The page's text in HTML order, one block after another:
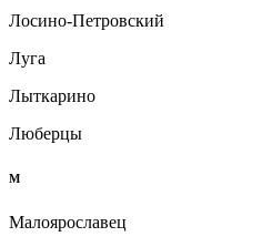
Лосино-Петровский
Луга
Лыткарино
Люберцы
М
Малоярославец